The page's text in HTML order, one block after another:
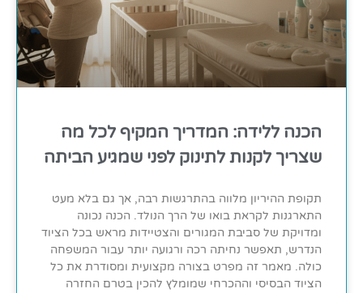
הכנה ללידה: המדריך המקיף לכל מה
שצריך לקנות לתינוק לפני שמגיע הביתה
תקופת ההיריון מלווה בהתרגשות רבה, אך גם בלא מעט
התארגנות לקראת בואו של הרך הנולד. הכנה נכונה
ומדויקת של סביבת המגורים והצטיידות מראש בכל הציוד
הנדרש, תאפשר נחיתה רכה ורגועה יותר עבור המשפחה
כולה. מאמר זה מפרט בצורה מקצועית ומסודרת את כל
הציוד הבסיסי וההכרחי שמומלץ להכין בטרם החזרה